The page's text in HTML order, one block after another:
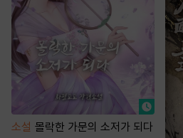
소설 몰락한 가문의 소저가 되다